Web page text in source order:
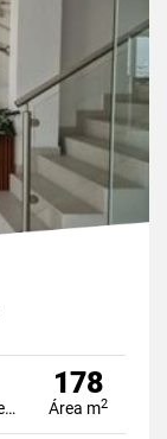
Estacionamiento
178
Área m2